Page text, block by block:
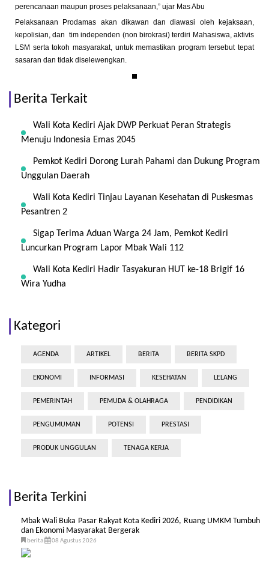
perencanaan maupun proses pelaksanaan,” ujar Mas Abu
Pelaksanaan Prodamas akan dikawan dan diawasi oleh kejaksaan,
kepolisian, dan tim independen (non birokrasi) terdiri Mahasiswa, aktivis
LSM serta tokoh masyarakat, untuk memastikan program tersebut tepat
sasaran dan tidak diselewengkan.
Berita Terkait
Wali Kota Kediri Ajak DWP Perkuat Peran Strategis
Menuju Indonesia Emas 2045
Pemkot Kediri Dorong Lurah Pahami dan Dukung Program
Unggulan Daerah
Wali Kota Kediri Tinjau Layanan Kesehatan di Puskesmas
Pesantren 2
Sigap Terima Aduan Warga 24 Jam, Pemkot Kediri
Luncurkan Program Lapor Mbak Wali 112
Wali Kota Kediri Hadir Tasyakuran HUT ke-18 Brigif 16
Wira Yudha
Kategori
AGENDA ARTIKEL BERITA BERITA SKPD
EKONOMI INFORMASI KESEHATAN LELANG
PEMERINTAH PEMUDA & OLAHRAGA PENDIDIKAN
PENGUMUMAN POTENSI PRESTASI
PRODUK UNGGULAN TENAGA KERJA
Berita Terkini
Mbak Wali Buka Pasar Rakyat Kota Kediri 2026, Ruang UMKM Tumbuh
dan Ekonomi Masyarakat Bergerak
berita 08 Agustus 2026